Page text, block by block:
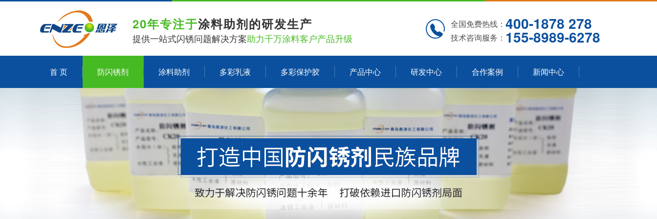
20年专注于涂料助剂的研发生产
提供一站式闪锈问题解决方案助力千万涂料客户产品升级
全国免费热线： 400-1878 278
技术咨询服务： 155-8989-6278
首 页 防闪锈剂 涂料助剂 多彩乳液 多彩保护胶 产品中心 研发中心 合作案例 新闻中心
关于恩泽化工